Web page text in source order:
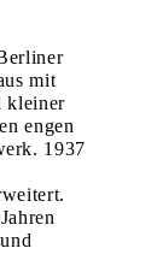
mit
kleiner
engen
1937